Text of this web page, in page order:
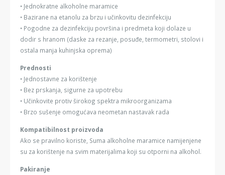
• Jednokratne alkoholne maramice
• Bazirane na etanolu za brzu i učinkovitu dezinfekciju
• Pogodne za dezinfekciju površina i predmeta koji dolaze u
dodir s hranom (daske za rezanje, posuđe, termometri, stolovi i
ostala manja kuhinjska oprema)
Prednosti
• Jednostavne za korištenje
• Bez prskanja, sigurne za upotrebu
• Učinkovite protiv širokog spektra mikroorganizama
• Brzo sušenje omogućava neometan nastavak rada
Kompatibilnost proizvoda
Ako se pravilno koriste, Suma alkoholne maramice namijenjene
su za korištenje na svim materijalima koji su otporni na alkohol.
Pakiranje